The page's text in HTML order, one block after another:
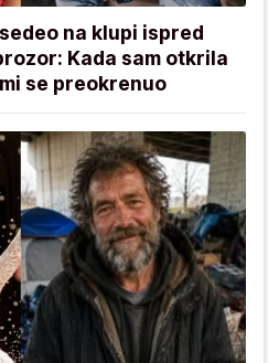
na klupi ispred
Kada sam otkrila
se preokrenuo